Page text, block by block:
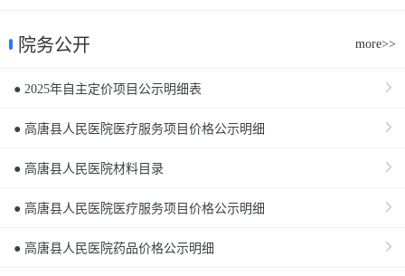
院务公开 more>>
● 2025年自主定价项目公示明细表
● 高唐县人民医院医疗服务项目价格公示明细
● 高唐县人民医院材料目录
● 高唐县人民医院医疗服务项目价格公示明细
● 高唐县人民医院药品价格公示明细